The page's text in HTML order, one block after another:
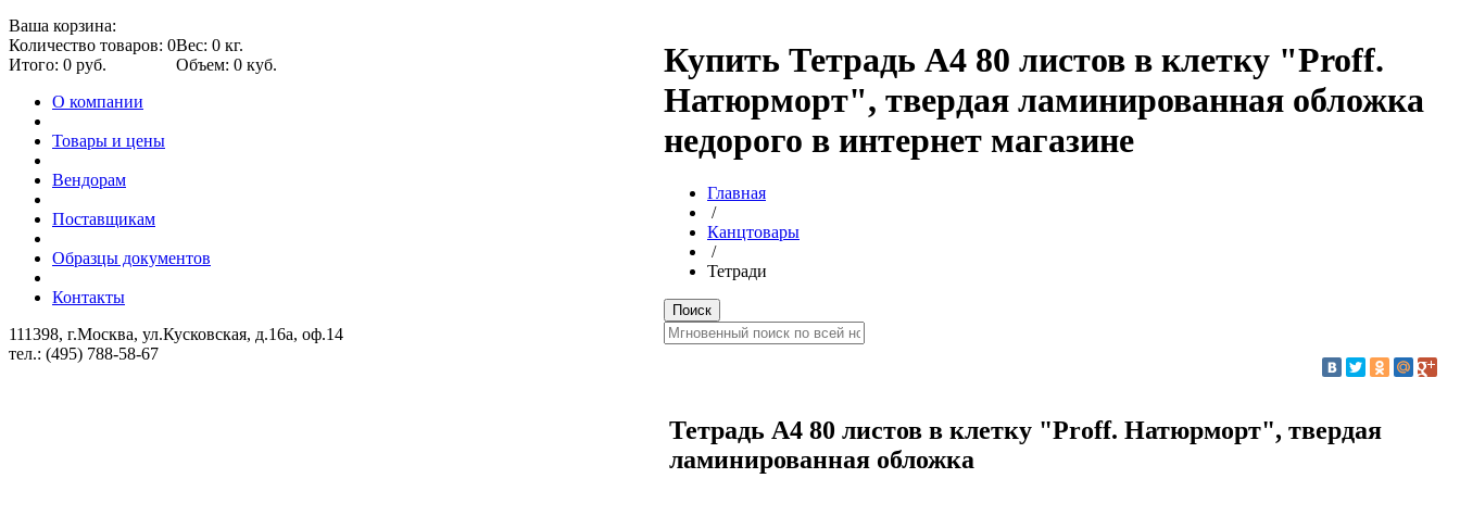
Купить Тетрадь А4 80 листов в клетку "Proff.
Натюрморт", твердая ламинированная обложка
недорого в интернет магазине
Главная
/
Канцтовары
/
Тетради
Тетрадь А4 80 листов в клетку "Proff. Натюрморт", твердая
ламинированная обложка
Ваша корзина:
Количество товаров: 0Вес: 0 кг.
Итого: 0 руб.
Объем: 0 куб.
О компании
Товары и цены
Вендорам
Поставщикам
Образцы документов
Контакты
111398, г.Москва, ул.Кусковская, д.16а, оф.14
тел.: (495) 788-58-67